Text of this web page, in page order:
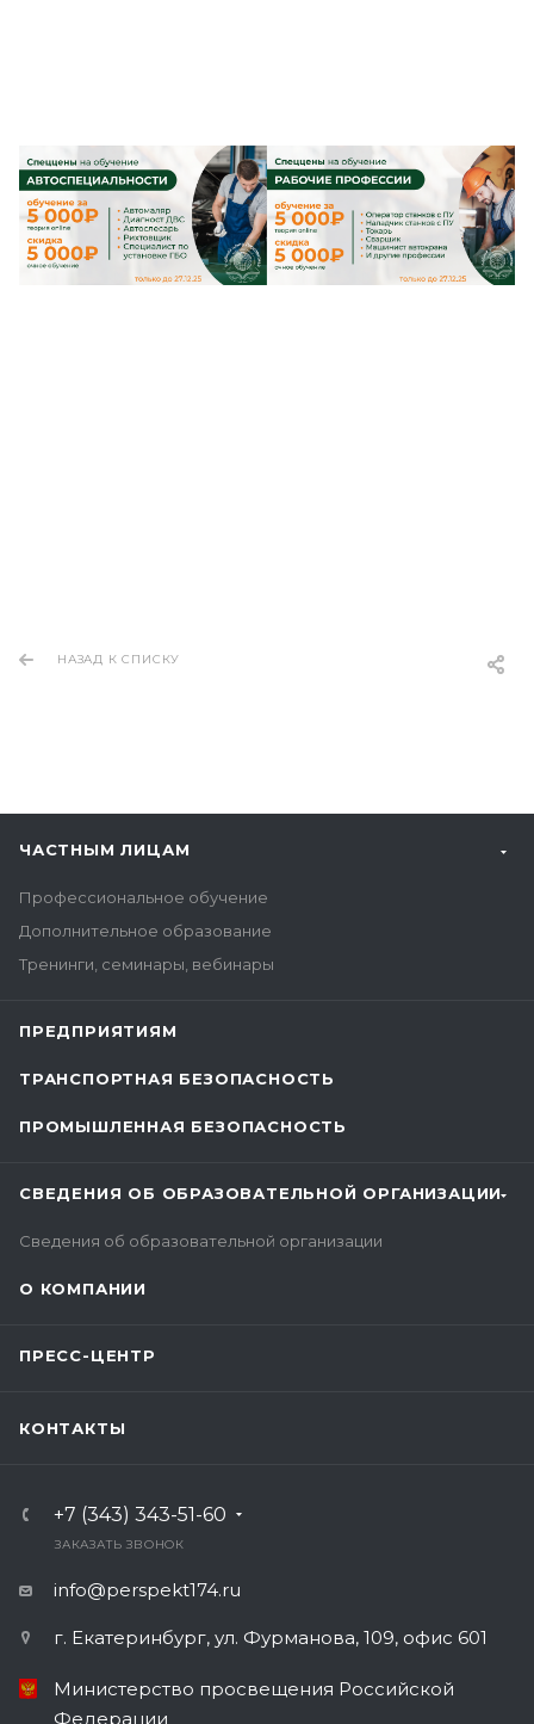
НАЗАД К СПИСКУ
ЧАСТНЫМ ЛИЦАМ
Профессиональное обучение
Дополнительное образование
Тренинги, семинары, вебинары
ПРЕДПРИЯТИЯМ
ТРАНСПОРТНАЯ БЕЗОПАСНОСТЬ
ПРОМЫШЛЕННАЯ БЕЗОПАСНОСТЬ
СВЕДЕНИЯ ОБ ОБРАЗОВАТЕЛЬНОЙ ОРГАНИЗАЦИИ
Сведения об образовательной организации
О КОМПАНИИ
ПРЕСС-ЦЕНТР
КОНТАКТЫ
+7 (343) 343-51-60
ЗАКАЗАТЬ ЗВОНОК
info@perspekt174.ru
г. Екатеринбург, ул. Фурманова, 109, офис 601
Министерство просвещения Российской
Федерации